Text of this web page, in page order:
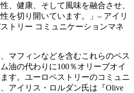
、健康、そして風味を融合させ、
を切り開いています。
– アイリ
トリー コミュニケーションマネ
マフィンなどを含むこれらのペス
油の代わりに100％オリーブオイ
す。ユーロペストリーのコミュニ
アイリス・ロルダン氏は『Olive